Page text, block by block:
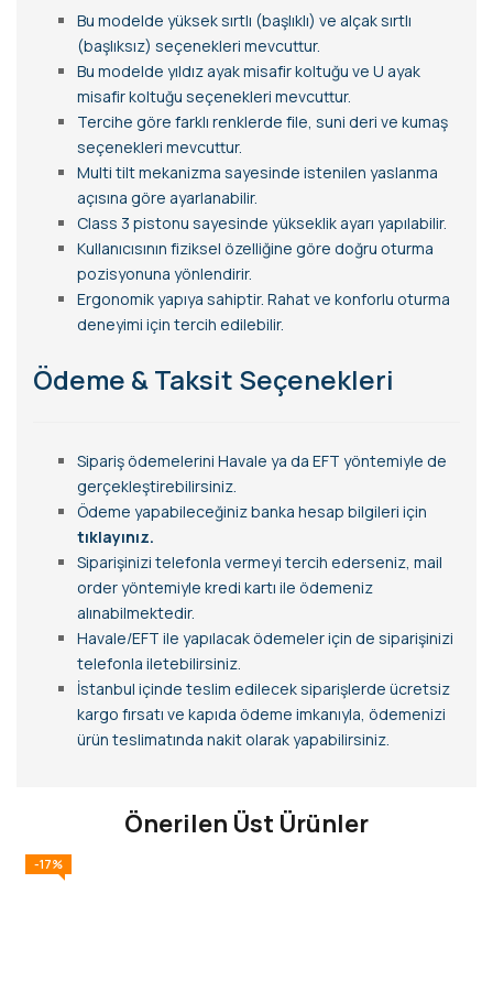
Bu modelde yüksek sırtlı (başlıklı) ve alçak sırtlı
(başlıksız) seçenekleri mevcuttur.
Bu modelde yıldız ayak misafir koltuğu ve U ayak
misafir koltuğu seçenekleri mevcuttur.
Tercihe göre farklı renklerde file, suni deri ve kumaş
seçenekleri mevcuttur.
Multi tilt mekanizma sayesinde istenilen yaslanma
açısına göre ayarlanabilir.
Class 3 pistonu sayesinde yükseklik ayarı yapılabilir.
Kullanıcısının fiziksel özelliğine göre doğru oturma
pozisyonuna yönlendirir.
Ergonomik yapıya sahiptir. Rahat ve konforlu oturma
deneyimi için tercih edilebilir.
Ödeme & Taksit Seçenekleri
Sipariş ödemelerini Havale ya da EFT yöntemiyle de
gerçekleştirebilirsiniz.
Ödeme yapabileceğiniz banka hesap bilgileri için
tıklayınız.
Siparişinizi telefonla vermeyi tercih ederseniz, mail
order yöntemiyle kredi kartı ile ödemeniz
alınabilmektedir.
Havale/EFT ile yapılacak ödemeler için de siparişinizi
telefonla iletebilirsiniz.
İstanbul içinde teslim edilecek siparişlerde ücretsiz
kargo fırsatı ve kapıda ödeme imkanıyla, ödemenizi
ürün teslimatında nakit olarak yapabilirsiniz.
Önerilen Üst Ürünler
-17%